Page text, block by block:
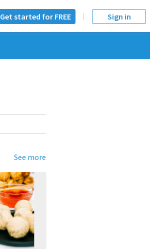
Get started for FREE Sign in
See more